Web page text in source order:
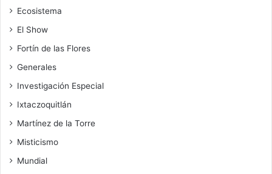
Ecosistema
El Show
Fortín de las Flores
Generales
Investigación Especial
Ixtaczoquitlán
Martínez de la Torre
Misticismo
Mundial